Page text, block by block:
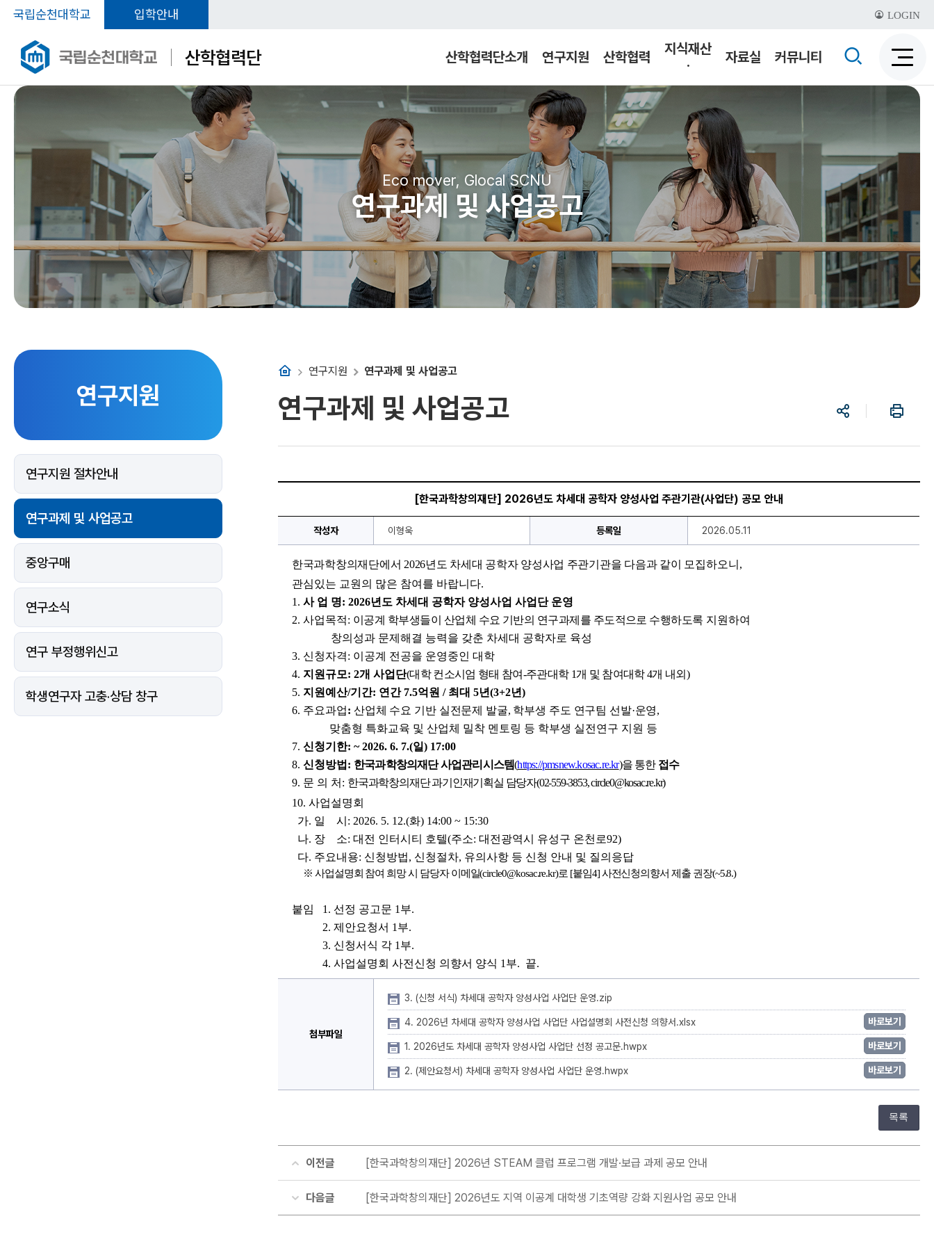
국립순천대학교 입학안내 LOGIN
산학협력단 산학협력단소개 연구지원 산학협력
지식재산
·
기술이전
자료실 커뮤니티
색
성
화
색
Eco mover, Glocal SCNU
연구과제 및 사업공고
홈 연구지원 연구과제 및 사업공고
연구지원
연구지원 절차안내
연구과제 및 사업공고
중앙구매
연구소식
연구 부정행위신고
학생연구자 고충·상담 창구
공
프
린
연구과제 및 사업공고
학
재
2026
[한국과학창의재단] 2026년도 차세대 공학자 양성사업 주관기관(사업단) 공모 안내
작성자 이형욱 등록일 2026.05.11
한국과학창의재단에서 2026년도 차세대 공학자 양성사업 주관기관을 다음과 같이 모집하오니 ,
관심있는 교원의 많은 참여를 바랍니다.
1 . 사 업 명: 2026년도 차세대 공학자 양성사업 사업단 운영
2. 사업목적: 이공계 학부생들이 산업체 수요 기반의 연구과제를 주도적으로 수행하도록 지원하여
              창의성과 문제해결 능력을 갖춘 차세대 공학자로 육성
3. 신청자격: 이공계 전공을 운영중인 대학
4. 지원규모: 2개 사업단(대학 컨소시엄 형태 참여-주관대학 1개 및 참여대학 4개 내외 )
5. 지원예산/기간: 연간 7.5억원 / 최대 5년(3+2년)
6. 주요과업: 산업체 수요 기반 실전문제 발굴, 학부생 주도 연구팀 선발·운영,
              맞춤형
특화교육 및 산업체 밀착 멘토링 등 학부생 실전연구 지원 등
7. 신청기한: ~ 2026. 6. 7.(일) 17:00
8. 신청방법 : 한국과학창의재단 사업관리시스템(https://pmsnew.kosac.re.kr)을 통한 접수
9. 문 의 처 : 한국과학창의재단 과기인재기획실 담당자(02-559-3853, circle0@kosac.re.kr)
10. 사업설명회
가. 일    시 : 2026. 5. 12.(화) 14:00 ~ 15:30
나. 장    소: 대전 인터시티 호텔(주소: 대전광역시 유성구 온천로92)
다. 주요내용: 신청방법, 신청절차, 유의사항 등 신청 안내 및 질의응답
※ 사업설명회 참여 희망 시 담당자 이메일(circle0@kosac.re.kr)로 [붙임4] 사전신청의향서 제출 권장(~5.8.)
붙임 1. 선정 공고문 1 부.
2. 제안요청서 1 부.
3. 신청서식 각 1 부.
4. 사업설명회 사전신청 의향서 양식 1 부. 끝.
첨부파일
3. (신청 서식) 차세대 공학자 양성사업 사업단 운영.zip
4. 2026년 차세대 공학자 양성사업 사업단 사업설명회 사전신청 의향서.xlsx 바로보기
1. 2026년도 차세대 공학자 양성사업 사업단 선정 공고문.hwpx 바로보기
2. (제안요청서) 차세대 공학자 양성사업 사업단 운영.hwpx 바로보기
목록
이전글 [한국과학창의재단] 2026년 STEAM 클럽 프로그램 개발·보급 과제 공모 안내
다음글 [한국과학창의재단] 2026년도 지역 이공계 대학생 기초역량 강화 지원사업 공모 안내